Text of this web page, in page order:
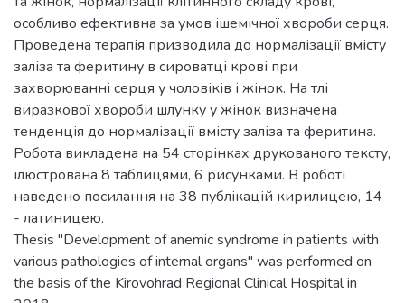
особливо ефективна за умов ішемічної хвороби серця.
Проведена терапія призводила до нормалізації вмісту
заліза та феритину в сироватці крові при
захворюванні серця у чоловіків і жінок. На тлі
виразкової хвороби шлунку у жінок визначена
тенденція до нормалізації вмісту заліза та феритина.
Робота викладена на 54 сторінках друкованого тексту,
ілюстрована 8 таблицями, 6 рисунками. В роботі
наведено посилання на 38 публікацій кирилицею, 14
- латиницею.
Thesis "Development of anemic syndrome in patients with
various pathologies of internal organs" was performed on
the basis of the Kirovohrad Regional Clinical Hospital in